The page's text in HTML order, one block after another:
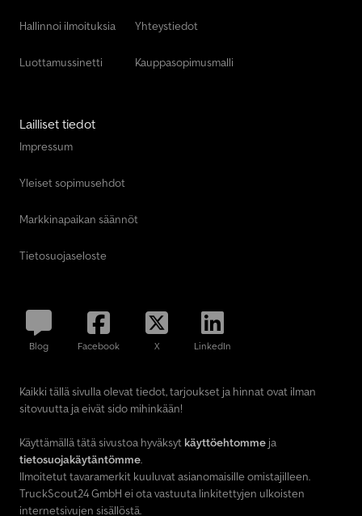
Hallinnoi ilmoituksia
Luottamussinetti
Yhteystiedot
Kauppasopimusmalli
Lailliset tiedot
Impressum
Yleiset sopimusehdot
Markkinapaikan säännöt
Tietosuojaseloste
Blog Facebook X LinkedIn
Kaikki tällä sivulla olevat tiedot, tarjoukset ja hinnat ovat ilman
sitovuutta ja eivät sido mihinkään!
Käyttämällä tätä sivustoa hyväksyt käyttöehtomme ja
tietosuojakäytäntömme.
Ilmoitetut tavaramerkit kuuluvat asianomaisille omistajilleen.
TruckScout24 GmbH ei ota vastuuta linkitettyjen ulkoisten
internetsivujen sisällöstä.